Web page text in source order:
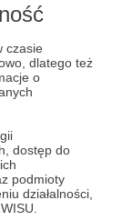
czasie
dlatego też
o
dostęp do
podmioty
działalności,
ankiecie,
Limit: 30